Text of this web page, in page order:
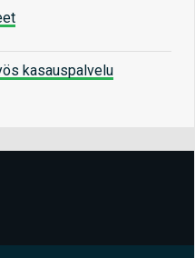
kasauspalvelu